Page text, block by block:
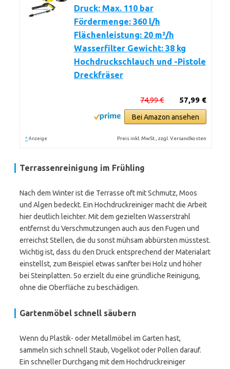
Druck: Max. 110 bar
Fördermenge: 360 l/h
Flächenleistung: 20 m²/h
Wasserfilter Gewicht: 38 kg
Hochdruckschlauch und -Pistole
Dreckfräser
57,99 €
74,99 €
Bei Amazon ansehen
* Anzeige Preis inkl. MwSt., zzgl. Versandkosten
Terrassenreinigung im Frühling
Nach dem Winter ist die Terrasse oft mit Schmutz, Moos
und Algen bedeckt. Ein Hochdruckreiniger macht die Arbeit
hier deutlich leichter. Mit dem gezielten Wasserstrahl
entfernst du Verschmutzungen auch aus den Fugen und
erreichst Stellen, die du sonst mühsam abbürsten müsstest.
Wichtig ist, dass du den Druck entsprechend der Materialart
einstellst, zum Beispiel etwas sanfter bei Holz und höher
bei Steinplatten. So erzielt du eine gründliche Reinigung,
ohne die Oberfläche zu beschädigen.
Gartenmöbel schnell säubern
Wenn du Plastik- oder Metallmöbel im Garten hast,
sammeln sich schnell Staub, Vogelkot oder Pollen darauf.
Ein schneller Durchgang mit dem Hochdruckreiniger